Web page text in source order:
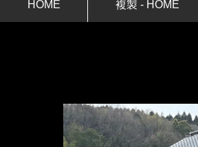
HOME 複製 - HOME